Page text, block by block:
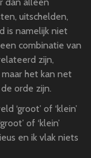
uitschelden,
is namelijk niet
combinatie van
zijn,
het kan net
orde zijn.
‘groot’ of ‘klein’
of ‘klein’
en ik vlak niets